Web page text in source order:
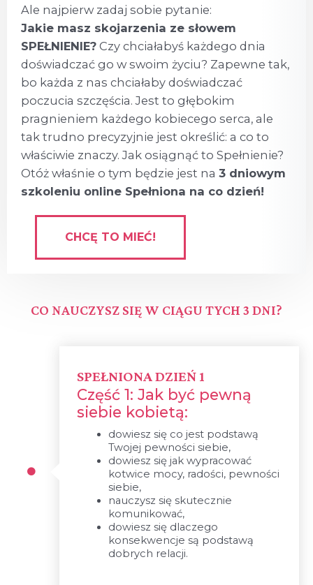
Ale najpierw zadaj sobie pytanie:
Jakie masz skojarzenia ze słowem
SPEŁNIENIE? Czy chciałabyś każdego dnia
doświadczać go w swoim życiu? Zapewne tak,
bo każda z nas chciałaby doświadczać
poczucia szczęścia. Jest to głębokim
pragnieniem każdego kobiecego serca, ale
tak trudno precyzyjnie jest określić: a co to
właściwie znaczy. Jak osiągnąć to Spełnienie?
Otóż właśnie o tym będzie jest na 3 dniowym
szkoleniu online Spełniona na co dzień!
CHCĘ TO MIEĆ!
CO NAUCZYSZ SIĘ W CIĄGU TYCH 3 DNI?
SPEŁNIONA DZIEŃ 1
Część 1: Jak być pewną
siebie kobietą:
dowiesz się co jest podstawą
Twojej pewności siebie,
dowiesz się jak wypracować
kotwice mocy, radości, pewności
siebie,
nauczysz się skutecznie
komunikować,
dowiesz się dlaczego
konsekwencje są podstawą
dobrych relacji.